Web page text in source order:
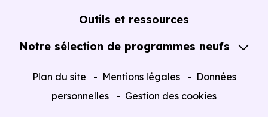
Guide de l'Achat immobilier neuf en VEFA
Outils et ressources
Notre sélection de programmes neufs
Plan du site Mentions légales
Données
personnelles
Gestion des cookies